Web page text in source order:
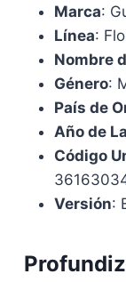
Marca:
Línea:
Nombre
Género:
País de
Año de
Código
Versión: